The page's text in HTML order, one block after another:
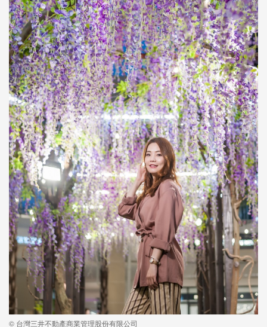
© 台灣三井不動產商業管理股份有限公司